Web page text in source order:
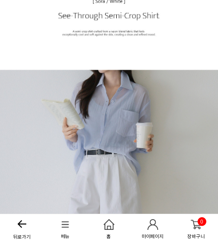
뒤로가기 메뉴 홈 마이페이지
0
장바구니